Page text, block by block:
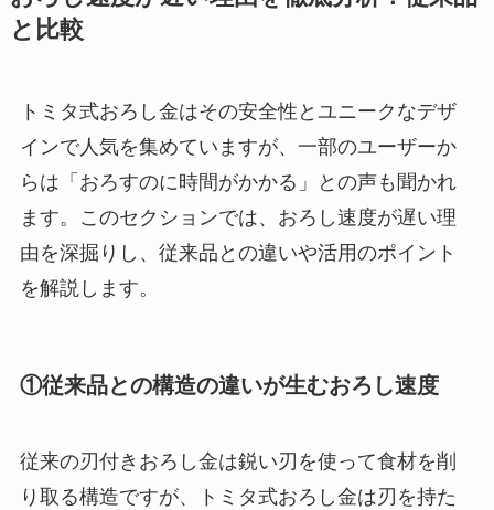
と比較
トミタ式おろし金はその安全性とユニークなデザ
インで人気を集めていますが、一部のユーザーか
らは「おろすのに時間がかかる」との声も聞かれ
ます。このセクションでは、おろし速度が遅い理
由を深掘りし、従来品との違いや活用のポイント
を解説します。
①従来品との構造の違いが生むおろし速度
従来の刃付きおろし金は鋭い刃を使って食材を削
り取る構造ですが、トミタ式おろし金は刃を持た